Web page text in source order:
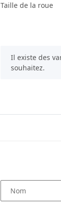
Taille de la roue
xIl existe des
souhaitez.
Nom